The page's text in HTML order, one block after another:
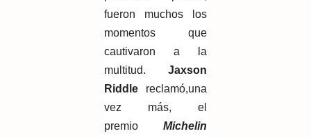
fueron muchos los
momentos que
cautivaron a la
multitud. Jaxson
Riddle reclamó,una
vez más, el
premio Michelin